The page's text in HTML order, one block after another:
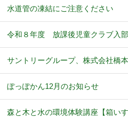
水道管の凍結にご注意ください
令和８年度 放課後児童クラブ入
サントリーグループ、株式会社橋
ぽっぽかん12月のお知らせ
森と木と水の環境体験講座【箱い